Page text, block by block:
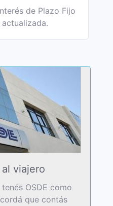
de Plazo Fijo
viajero
OSDE como
que contás